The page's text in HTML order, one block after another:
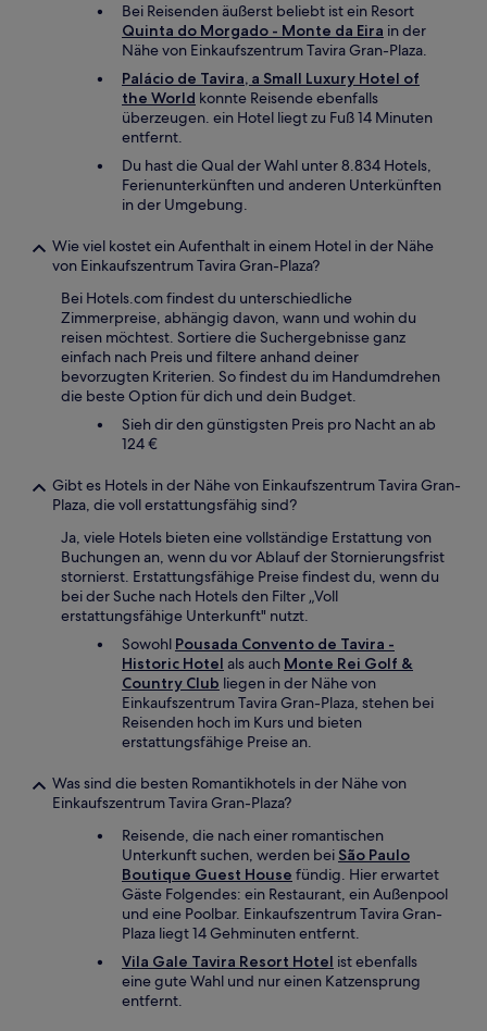
Bei Reisenden äußerst beliebt ist ein Resort
Quinta do Morgado - Monte da Eira in der
Nähe von Einkaufszentrum Tavira Gran-Plaza.
Palácio de Tavira, a Small Luxury Hotel of
the World konnte Reisende ebenfalls
überzeugen. ein Hotel liegt zu Fuß 14 Minuten
entfernt.
Du hast die Qual der Wahl unter 8.834 Hotels,
Ferienunterkünften und anderen Unterkünften
in der Umgebung.
Wie viel kostet ein Aufenthalt in einem Hotel in der Nähe
von Einkaufszentrum Tavira Gran-Plaza?
Bei Hotels.com findest du unterschiedliche
Zimmerpreise, abhängig davon, wann und wohin du
reisen möchtest. Sortiere die Suchergebnisse ganz
einfach nach Preis und filtere anhand deiner
bevorzugten Kriterien. So findest du im Handumdrehen
die beste Option für dich und dein Budget.
Sieh dir den günstigsten Preis pro Nacht an ab
124 €
Gibt es Hotels in der Nähe von Einkaufszentrum Tavira Gran-
Plaza, die voll erstattungsfähig sind?
Ja, viele Hotels bieten eine vollständige Erstattung von
Buchungen an, wenn du vor Ablauf der Stornierungsfrist
stornierst. Erstattungsfähige Preise findest du, wenn du
bei der Suche nach Hotels den Filter „Voll
erstattungsfähige Unterkunft" nutzt.
Sowohl Pousada Convento de Tavira -
Historic Hotel als auch Monte Rei Golf &
Country Club liegen in der Nähe von
Einkaufszentrum Tavira Gran-Plaza, stehen bei
Reisenden hoch im Kurs und bieten
erstattungsfähige Preise an.
Was sind die besten Romantikhotels in der Nähe von
Einkaufszentrum Tavira Gran-Plaza?
Reisende, die nach einer romantischen
Unterkunft suchen, werden bei São Paulo
Boutique Guest House fündig. Hier erwartet
Gäste Folgendes: ein Restaurant, ein Außenpool
und eine Poolbar. Einkaufszentrum Tavira Gran-
Plaza liegt 14 Gehminuten entfernt.
Vila Gale Tavira Resort Hotel ist ebenfalls
eine gute Wahl und nur einen Katzensprung
entfernt.